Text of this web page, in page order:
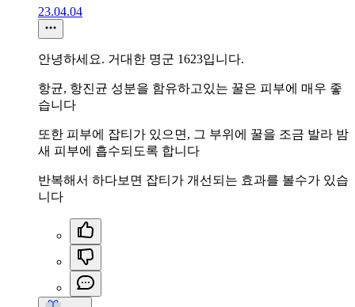
23.04.04
안녕하세요. 거대한 명군 1623입니다.
항균, 항진균 성분을 함유하고있는 꿀은 피부에 매우 좋
습니다
또한 피부에 잡티가 있으면, 그 부위에 꿀을 조금 발라 밤
새 피부에 흡수되도록 합니다
반복해서 하다보면 잡티가 개선되는 효과를 볼수가 있습
니다